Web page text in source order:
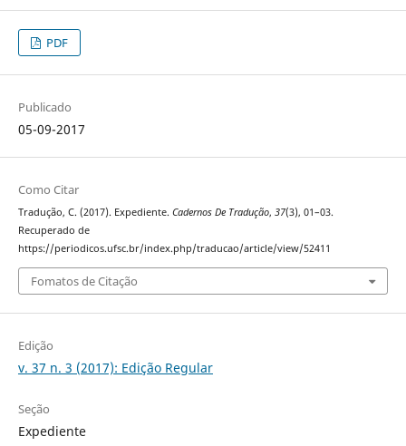
PDF
Publicado
05-09-2017
Como Citar
Tradução, C. (2017). Expediente. Cadernos De Tradução, 37(3), 01–03.
Recuperado de
https://periodicos.ufsc.br/index.php/traducao/article/view/52411
Fomatos de Citação
Edição
v. 37 n. 3 (2017): Edição Regular
Seção
Expediente